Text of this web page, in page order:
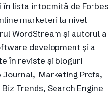
lista intocmită de Forbes
marketeri la nivel
WordStream şi autorul a
development şi a
în reviste şi bloguri
Journal, Marketing Profs,
Trends, Search Engine